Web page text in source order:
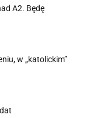
A2. Będę
w „katolickim”